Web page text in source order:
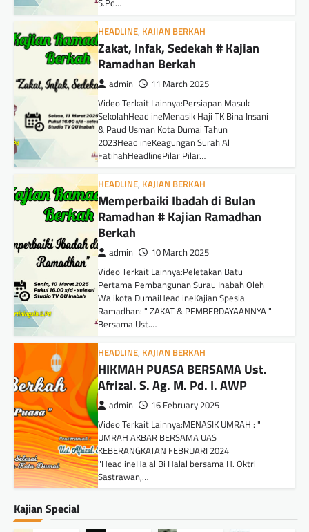
S.Pd…
HEADLINE, KAJIAN BERKAH
Zakat, Infak, Sedekah # Kajian
Ramadhan Berkah
admin 11 March 2025
Video Terkait Lainnya:Persiapan Masuk
SekolahHeadlineMenasik Haji TK Bina Insani
& Paud Usman Kota Dumai Tahun
2023HeadlineKeagungan Surah Al
FatihahHeadlinePilar Pilar…
HEADLINE, KAJIAN BERKAH
Memperbaiki Ibadah di Bulan
Ramadhan # Kajian Ramadhan
Berkah
admin 10 March 2025
Video Terkait Lainnya:Peletakan Batu
Pertama Pembangunan Surau Inabah Oleh
Walikota DumaiHeadlineKajian Spesial
Ramadhan: " ZAKAT & PEMBERDAYAANNYA "
Bersama Ust.…
HEADLINE, KAJIAN BERKAH
HIKMAH PUASA BERSAMA Ust.
Afrizal. S. Ag. M. Pd. I. AWP
admin 16 February 2025
Video Terkait Lainnya:MENASIK UMRAH : "
UMRAH AKBAR BERSAMA UAS
KEBERANGKATAN FEBRUARI 2024
"HeadlineHalal Bi Halal bersama H. Oktri
Sastrawan,…
Kajian Special